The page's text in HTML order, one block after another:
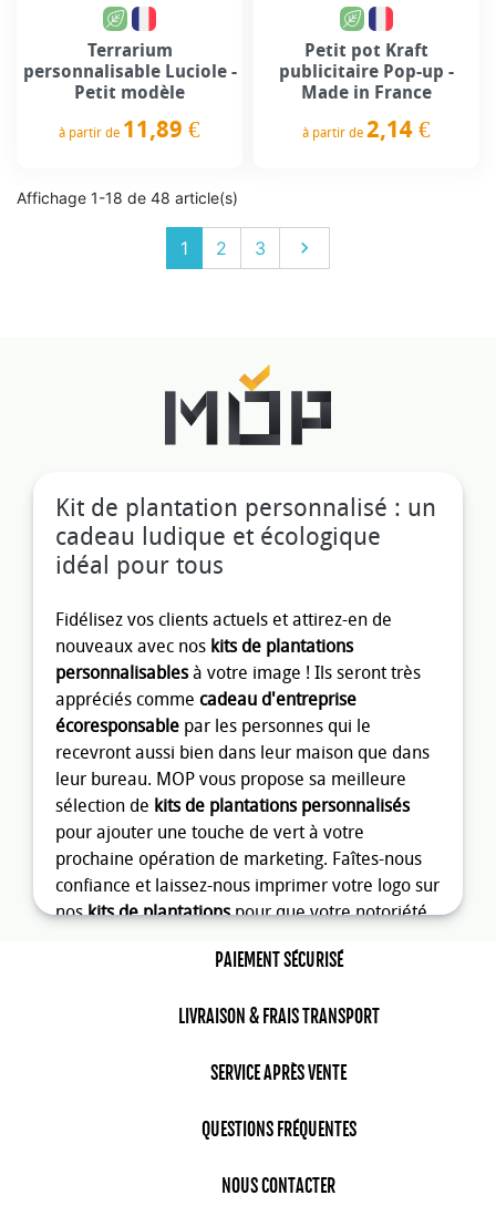
Kit de plantation personnalisé : un
cadeau ludique et écologique
idéal pour tous
Fidélisez vos clients actuels et attirez-en de
nouveaux avec nos kits de plantations
personnalisablesà votre image ! Ils seront très
appréciés comme cadeau d'entreprise
écoresponsable par les personnes qui le
recevront aussi bien dans leur maison que dans
leur bureau. MOP vous propose sa meilleure
sélection de kits de plantations personnalisés
pour ajouter une touche de vert à votre
prochaine opération de marketing. Faîtes-nous
confiance et laissez-nous imprimer votre logo sur
noskits de plantationspour que votre notoriété
besoin d'ajouter de l'eau et de l'amour pour les
est un objet publicitaire écologique faisant partie
peut être entièrement personnalisé avec votre
économiques en termes de budget et auront un
terme. Optez pour noskits de plantations
Terrarium
personnalisable Luciole -
Petit modèle
à partir de 11,89 €
Petit pot Kraft
publicitaire Pop-up -
Made in France
à partir de 2,14 €
Affichage 1-18 de 48 article(s)
1 2 3 Suivant

PAIEMENT SÉCURISÉ
LIVRAISON & FRAIS TRANSPORT
SERVICE APRÈS VENTE
QUESTIONS FRÉQUENTES
NOUS CONTACTER